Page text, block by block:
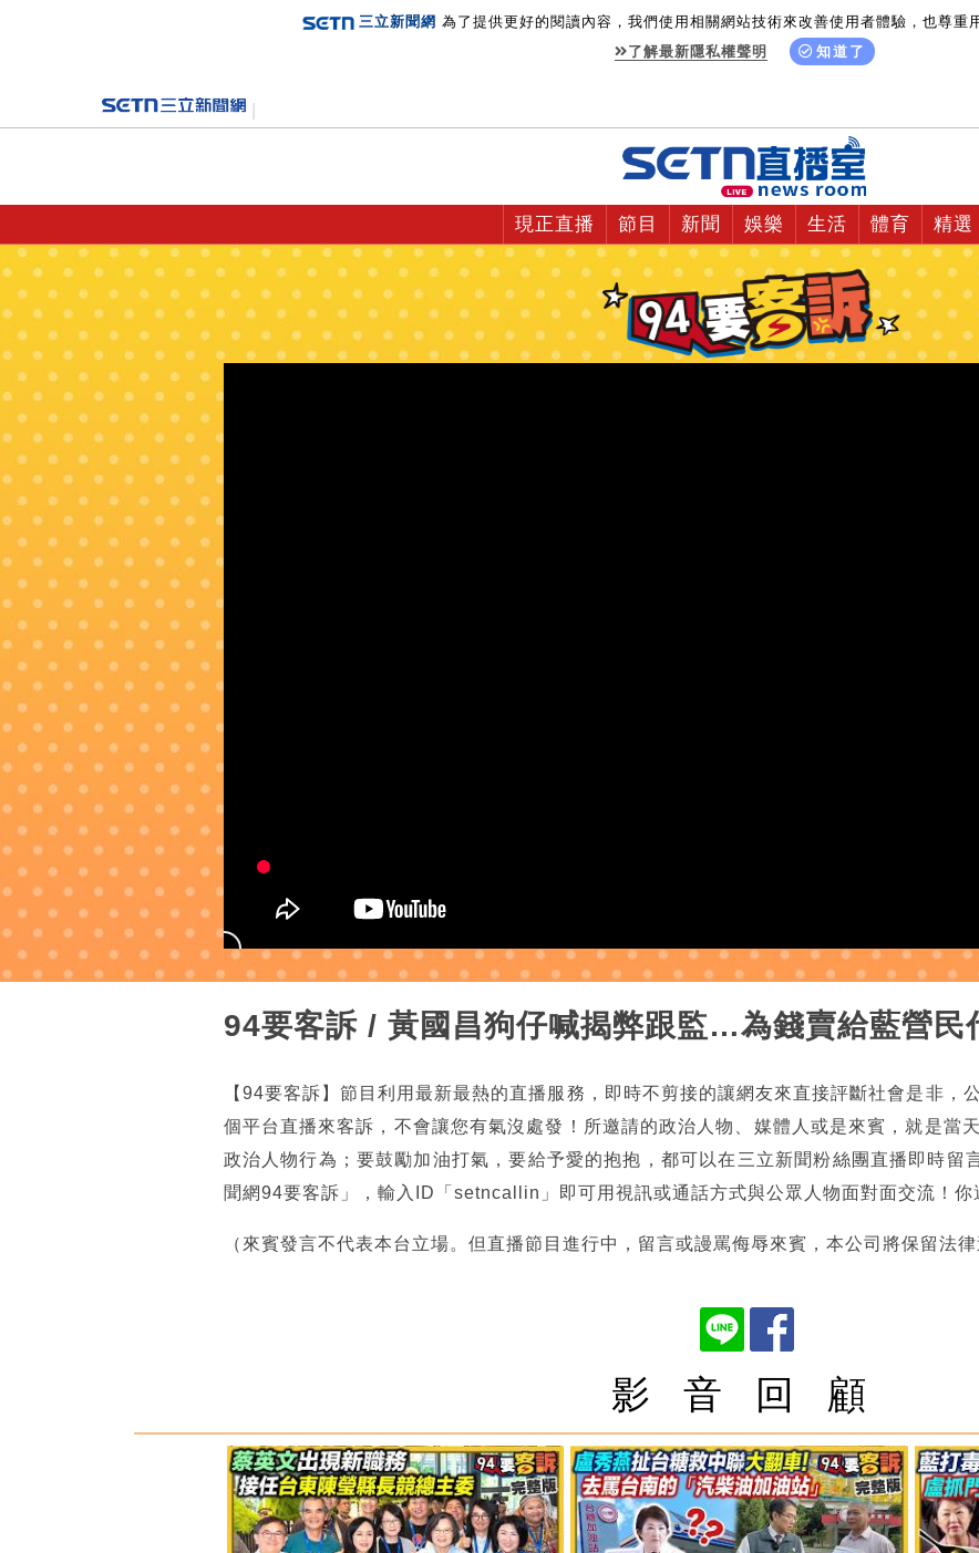
三立新聞網 為了提供更好的閱讀內容，我們使用相關網站技術來改善使用者體驗，也尊重
了解最新隱私權聲明
知道了
現正直播 節目 新聞 娛樂 生活 體育 精選
94要客訴 / 黃國昌狗仔喊揭弊跟監…為錢賣給藍營民
【94要客訴】節目利用最新最熱的直播服務，即時不剪接的讓網友來直接評斷社會是非，
個平台直播來客訴，不會讓您有氣沒處發！所邀請的政治人物、媒體人或是來賓，就是當
政治人物行為；要鼓勵加油打氣，要給予愛的抱抱，都可以在三立新聞粉絲團直播即時留
聞網94要客訴」，輸入ID「setncallin」即可用視訊或通話方式與公眾人物面對面交流！你
（來賓發言不代表本台立場。但直播節目進行中，留言或謾罵侮辱來賓，本公司將保留法律
影 音 回 顧